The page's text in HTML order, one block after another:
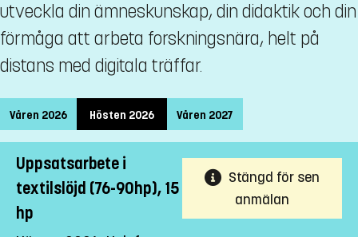
utveckla din ämneskunskap, din didaktik och din
förmåga att arbeta forskningsnära, helt på
distans med digitala träffar.
Våren 2026 Hösten 2026 Våren 2027
Uppsatsarbete i
textilslöjd (76-90hp), 15
hp
Stängd för sen
anmälan